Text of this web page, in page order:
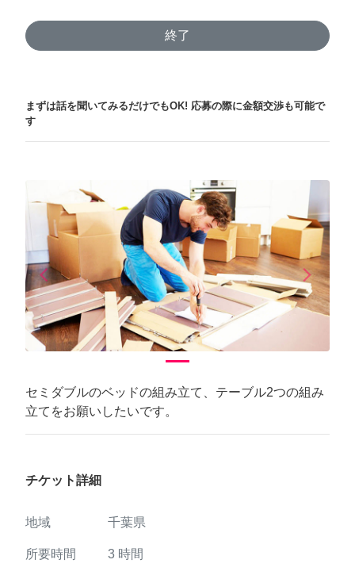
終了
まずは話を聞いてみるだけでもOK! 応募の際に金額交渉も可能で
す
arrow_back_iosPrevious arrow_forward_iosNext
セミダブルのベッドの組み立て、テーブル2つの組み
立てをお願いしたいです。
チケット詳細
地域 千葉県
所要時間 3 時間